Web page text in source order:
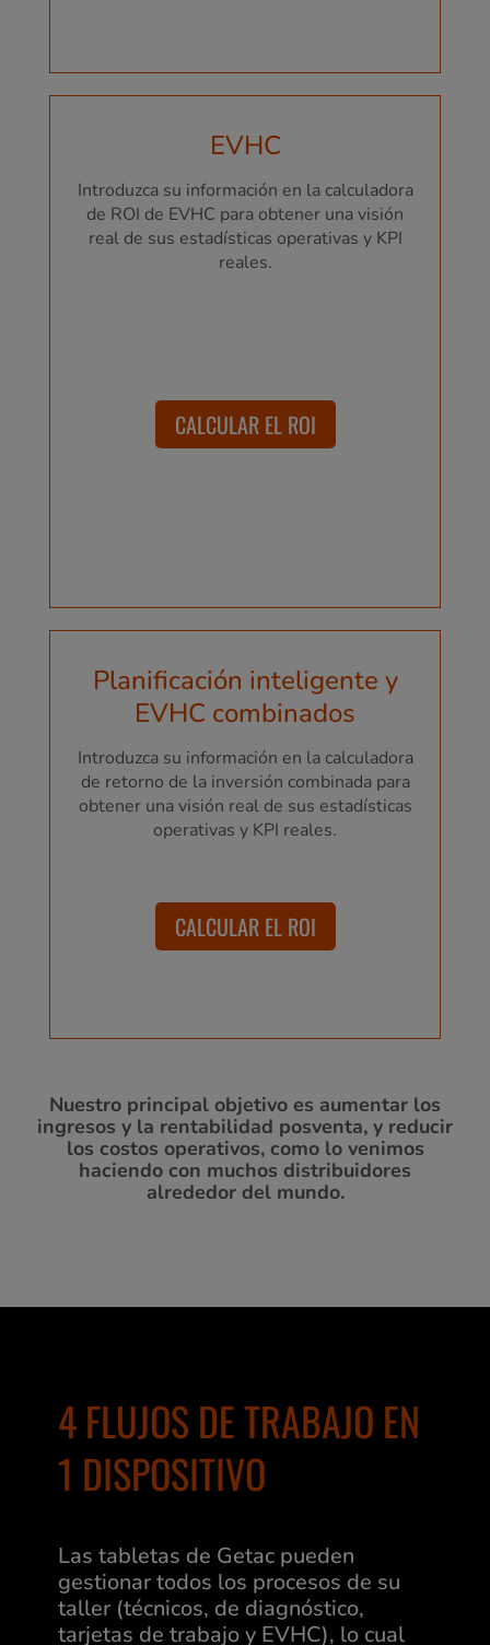
EVHC
Introduzca su información en la calculadora
de ROI de EVHC para obtener una visión
real de sus estadísticas operativas y KPI
reales.
CALCULAR EL ROI
Planificación inteligente y
EVHC combinados
Introduzca su información en la calculadora
de retorno de la inversión combinada para
obtener una visión real de sus estadísticas
operativas y KPI reales.
CALCULAR EL ROI
Nuestro principal objetivo es aumentar los
ingresos y la rentabilidad posventa, y reducir
los costos operativos, como lo venimos
haciendo con muchos distribuidores
alrededor del mundo.
4 FLUJOS DE TRABAJO EN
1 DISPOSITIVO
Las tabletas de Getac pueden
gestionar todos los procesos de su
taller (técnicos, de diagnóstico,
tarjetas de trabajo y EVHC), lo cual